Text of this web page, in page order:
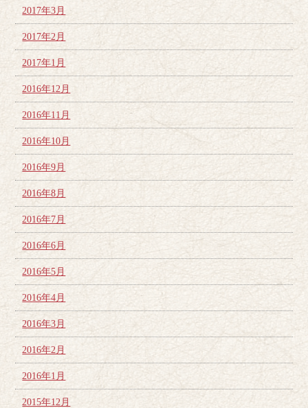
2017年3月
2017年2月
2017年1月
2016年12月
2016年11月
2016年10月
2016年9月
2016年8月
2016年7月
2016年6月
2016年5月
2016年4月
2016年3月
2016年2月
2016年1月
2015年12月